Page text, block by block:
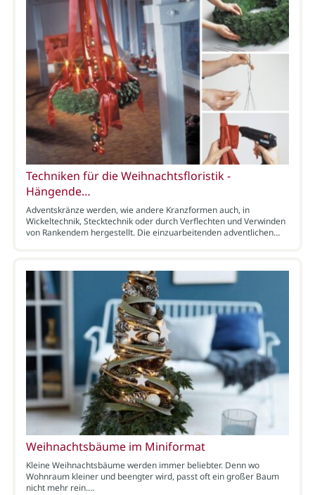
Techniken für die Weihnachtsfloristik -
Hängende…
Adventskränze werden, wie andere Kranzformen auch, in
Wickeltechnik, Stecktechnik oder durch Verflechten und Verwinden
von Rankendem hergestellt. Die einzuarbeitenden adventlichen…
Weihnachtsbäume im Miniformat
Kleine Weihnachtsbäume werden immer beliebter. Denn wo
Wohnraum kleiner und beengter wird, passt oft ein großer Baum
nicht mehr rein.…